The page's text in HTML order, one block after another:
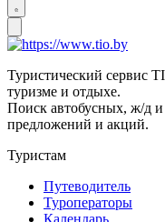
Туристический сервис
туризме и отдыхе.
Поиск автобусных, ж/д
предложений и акций.
Туристам
Путеводитель
Туроператоры
Календарь